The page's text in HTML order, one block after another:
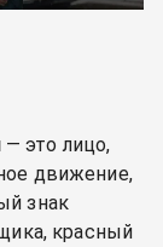
— это лицо,
движение,
знак
красный